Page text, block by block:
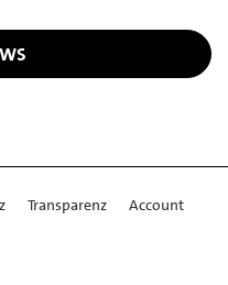
Transparenz
Account